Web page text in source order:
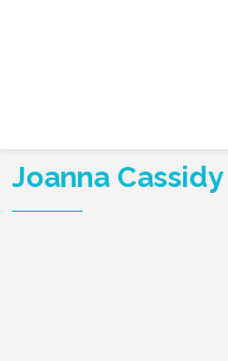
Joanna Cassidy